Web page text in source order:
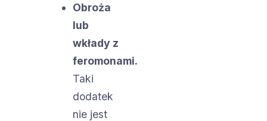
Obroża
lub
wkłady z
feromonami.
Taki
dodatek
nie jest